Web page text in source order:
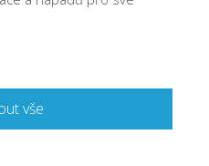
O focení. Jednoduše.
vše